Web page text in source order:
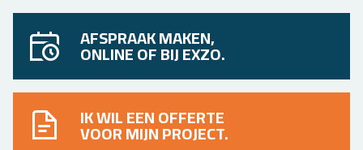
AFSPRAAK MAKEN,
ONLINE OF BIJ EXZO.
IK WIL EEN OFFERTE
VOOR MIJN PROJECT.